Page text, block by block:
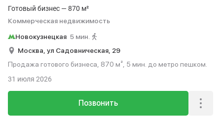
Готовый бизнес — 870 м²
Коммерческая недвижимость
Новокузнецкая 5 мин.
Москва, ул Садовническая, 29
Продажа готового бизнеса, 870 м², 5 мин. до метро пешком.
Позвонить
31 июля 2026